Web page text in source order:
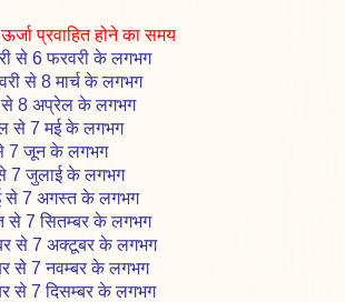
होने का समय
के लगभग
के लगभग
के लगभग
के लगभग
के लगभग
के लगभग
के लगभग
के लगभग
के लगभग
नवम्बर के लगभग
के लगभग